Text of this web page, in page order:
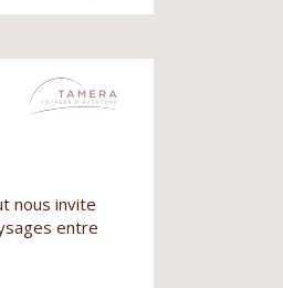
nous invite
entre